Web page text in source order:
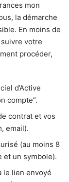
mon
la démarche
En moins de
votre
procéder,
d’Active
compte”.
contrat et vos
email).
(au moins 8
et un symbole).
le lien envoyé